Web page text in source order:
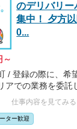
のデリバリー
集中！ 夕方
0...
～
/ 登録の際に、希
アでの業務を委託
仕事内容を見てみ
ター歓迎